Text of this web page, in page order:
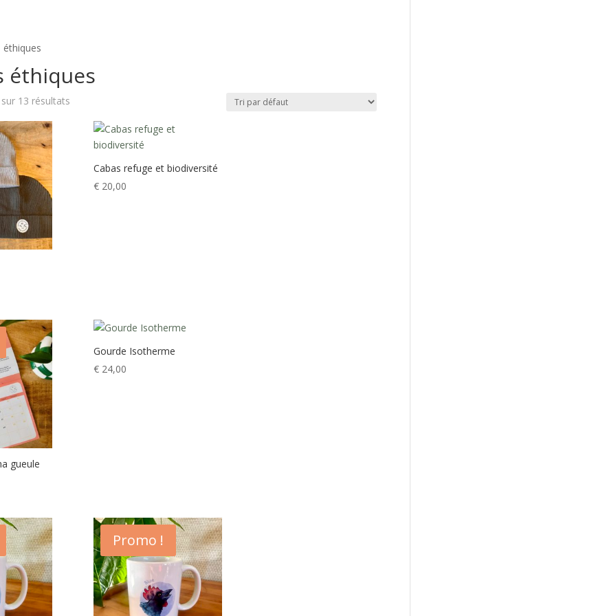
éthiques
13 résultats
Cabas refuge et biodiversité
€20,00
gueule
:
Gourde Isotherme
€24,00
Promo !